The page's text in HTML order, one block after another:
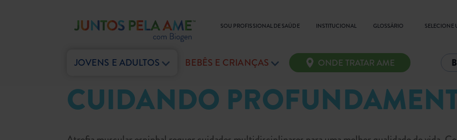
SOU PROFISSIONAL DE SAÚDE INSTITUCIONAL GLOSSÁRIO SELECIONE
JOVENS E ADULTOS BEBÊS E CRIANÇAS ONDE TRATAR AME
CUIDANDO